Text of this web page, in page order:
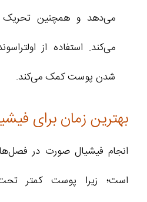
می‌دهد و همچنین تحریک
می‌کند. استفاده از
شدن پوست کمک می‌کند.
بهترین زمان برای
انجام فیشیال صورت در
است؛ زیرا پوست کمتر تحت